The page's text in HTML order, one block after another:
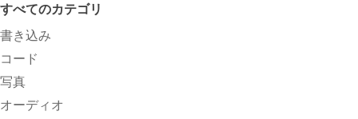
すべてのカテゴリ
書き込み
コード
写真
オーディオ